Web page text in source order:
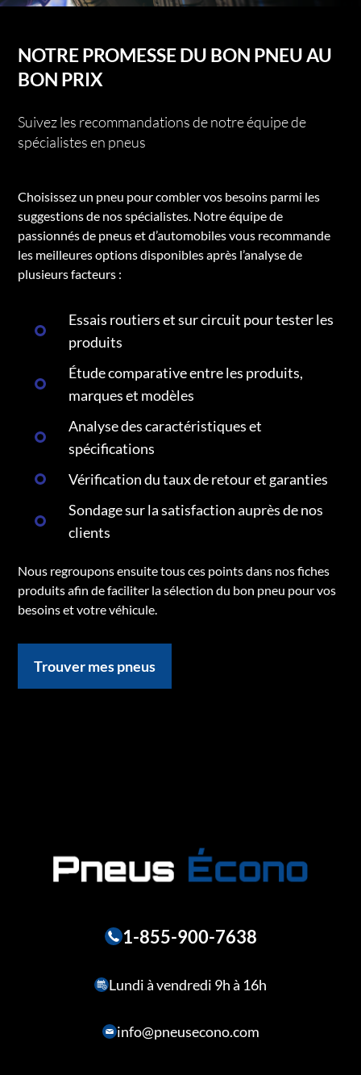
NOTRE PROMESSE DU BON PNEU AU
BON PRIX
Suivez les recommandations de notre équipe de
spécialistes en pneus
Choisissez un pneu pour combler vos besoins parmi les
suggestions de nos spécialistes. Notre équipe de
passionnés de pneus et d’automobiles vous recommande
les meilleures options disponibles après l’analyse de
plusieurs facteurs :
Essais routiers et sur circuit pour tester les
produits
Étude comparative entre les produits,
marques et modèles
Analyse des caractéristiques et
spécifications
Vérification du taux de retour et garanties
Sondage sur la satisfaction auprès de nos
clients
Nous regroupons ensuite tous ces points dans nos fiches
produits afin de faciliter la sélection du bon pneu pour vos
besoins et votre véhicule.
Trouver mes pneus
1-855-900-7638
Lundi à vendredi 9h à 16h
info@pneusecono.com